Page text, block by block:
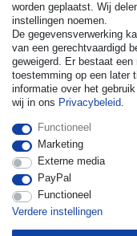
© Copyright 2026 |
reserved. Prices
| * Applies to
worden geplaatst. Wij
instellingen noemen.
De gegevensverwerking
van een gerechtvaardigd
geweigerd. Er bestaat
toestemming op een later
informatie over het
wij in ons Privacybeleid.
Functioneel
Marketing
Externe media
PayPal
Functioneel
Verdere instellingen